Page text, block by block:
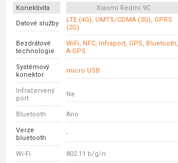
Konektivita Xiaomi Redmi 9C
Datové služby
LTE (4G), UMTS/CDMA (3G), GPRS
(2G)
Bezdrátové
technologie
WiFi, NFC, Infraport, GPS, Bluetooth,
A-GPS
Systémový
konektor
micro USB
Infračervený
port
Ne
Bluetooth Ano
Verze
bluetooth
-
Wi-Fi 802.11 b/g/n